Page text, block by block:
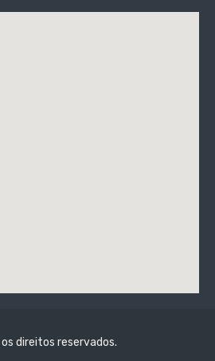
direitos reservados.